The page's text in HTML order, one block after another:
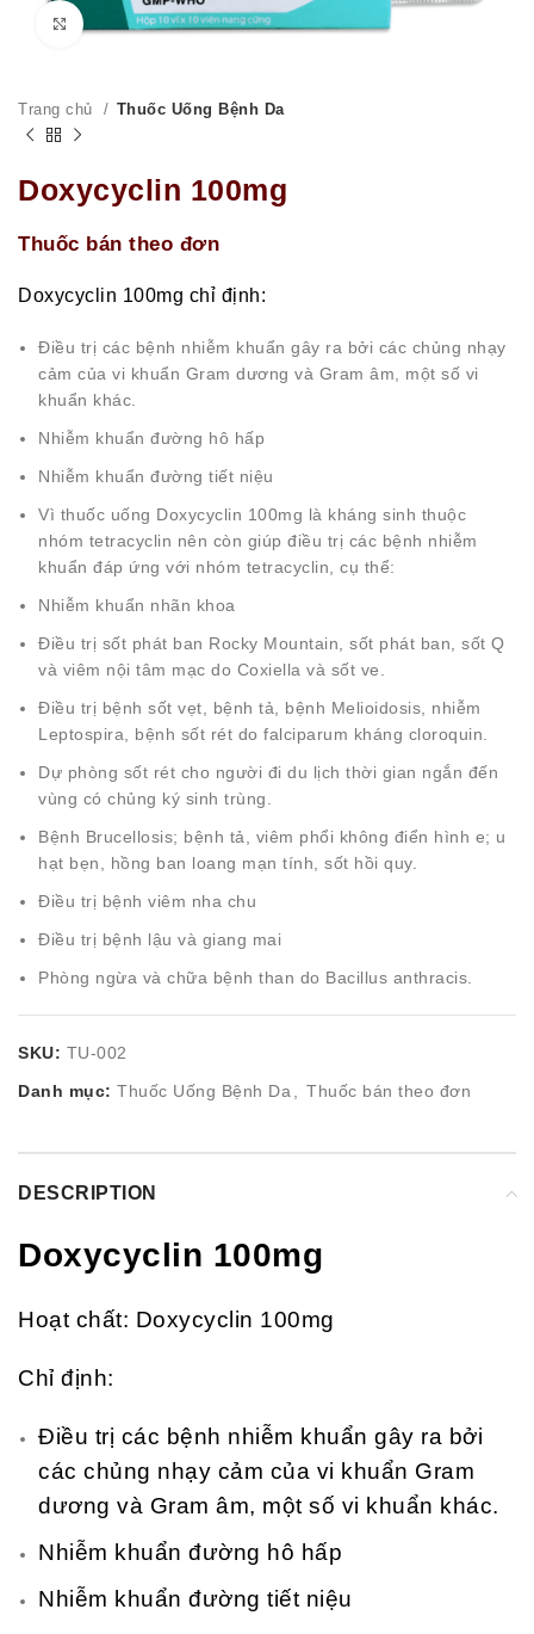
Click to enlarge
Trang chủ Thuốc Uống Bệnh Da
Doxycyclin 100mg
Thuốc bán theo đơn
Doxycyclin 100mg chỉ định:
Điều trị các bệnh nhiễm khuẩn gây ra bởi các chủng nhạy
cảm của vi khuẩn Gram dương và Gram âm, một số vi
khuẩn khác.
Nhiễm khuẩn đường hô hấp
Nhiễm khuẩn đường tiết niệu
Vì thuốc uống Doxycyclin 100mg là kháng sinh thuộc
nhóm tetracyclin nên còn giúp điều trị các bệnh nhiễm
khuẩn đáp ứng với nhóm tetracyclin, cụ thể:
Nhiễm khuẩn nhãn khoa
Điều trị sốt phát ban Rocky Mountain, sốt phát ban, sốt Q
và viêm nội tâm mạc do Coxiella và sốt ve.
Điều trị bệnh sốt vẹt, bệnh tả, bệnh Melioidosis, nhiễm
Leptospira, bệnh sốt rét do falciparum kháng cloroquin.
Dự phòng sốt rét cho người đi du lịch thời gian ngắn đến
vùng có chủng ký sinh trùng.
Bệnh Brucellosis; bệnh tả, viêm phổi không điển hình e; u
hạt bẹn, hồng ban loang mạn tính, sốt hồi quy.
Điều trị bệnh viêm nha chu
Điều trị bệnh lậu và giang mai
Phòng ngừa và chữa bệnh than do Bacillus anthracis.
SKU: TU-002
Danh mục: Thuốc Uống Bệnh Da Thuốc bán theo đơn
DESCRIPTION
Doxycyclin 100mg
Hoạt chất: Doxycyclin 100mg
Chỉ định:
Điều trị các bệnh nhiễm khuẩn gây ra bởi
các chủng nhạy cảm của vi khuẩn Gram
dương và Gram âm, một số vi khuẩn khác.
Nhiễm khuẩn đường hô hấp
Nhiễm khuẩn đường tiết niệu